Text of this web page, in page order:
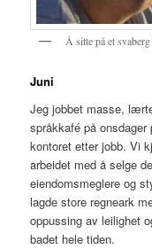
Å sitte på et
Juni
Jeg jobbet masse,
språkkafé på
kontoret etter jobb. Vi
arbeidet med å selge
eiendomsmeglere og
lagde store regneark
oppussing av leilighet
badet hele tiden.